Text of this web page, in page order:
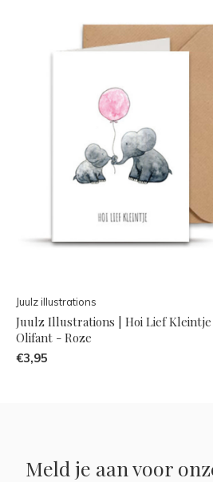
Juulz illustrations
Juulz Illustrations | Hoi Lief Kleintje
Olifant - Roze
€3,95
Meld je aan voor